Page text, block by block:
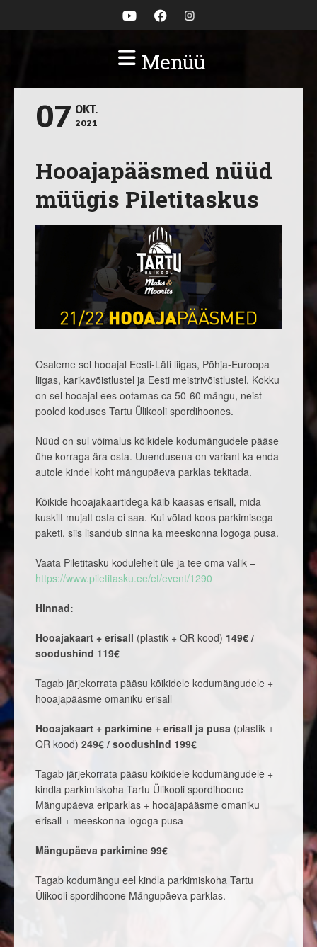
Menüü
07 OKT.
2021
Hooajapääsmed nüüd
müügis Piletitaskus
Osaleme sel hooajal Eesti-Läti liigas, Põhja-Euroopa
liigas, karikavõistlustel ja Eesti meistrivõistlustel. Kokku
on sel hooajal ees ootamas ca 50-60 mängu, neist
pooled koduses Tartu Ülikooli spordihoones.
Nüüd on sul võimalus kõikidele kodumängudele pääse
ühe korraga ära osta. Uuendusena on variant ka enda
autole kindel koht mängupäeva parklas tekitada.
Kõikide hooajakaartidega käib kaasas erisall, mida
kuskilt mujalt osta ei saa. Kui võtad koos parkimisega
paketi, siis lisandub sinna ka meeskonna logoga pusa.
Vaata Piletitasku kodulehelt üle ja tee oma valik –
https://www.piletitasku.ee/et/event/1290
Hinnad:
Hooajakaart + erisall (plastik + QR kood) 149€ /
soodushind 119€
Tagab järjekorrata pääsu kõikidele kodumängudele +
hooajapääsme omaniku erisall
Hooajakaart + parkimine + erisall ja pusa (plastik +
QR kood) 249€ / soodushind 199€
Tagab järjekorrata pääsu kõikidele kodumängudele +
kindla parkimiskoha Tartu Ülikooli spordihoone
Mängupäeva eriparklas + hooajapääsme omaniku
erisall + meeskonna logoga pusa
Mängupäeva parkimine 99€
Tagab kodumängu eel kindla parkimiskoha Tartu
Ülikooli spordihoone Mängupäeva parklas.